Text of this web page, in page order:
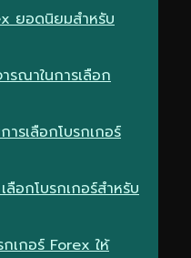
ยอดนิยมสำหรับ
ณาในการเลือก
ารเลือกโบรกเกอร์
ลือกโบรกเกอร์สำหรับ
เกอร์ Forex ให้